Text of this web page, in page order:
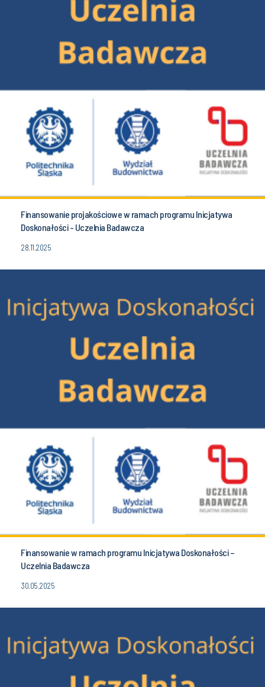
Finansowanie projakościowe w ramach programu Inicjatywa
Doskonałości - Uczelnia Badawcza
28.11.2025
Finansowanie w ramach programu Inicjatywa Doskonałości –
Uczelnia Badawcza
30.05.2025